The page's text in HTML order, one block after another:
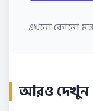
এখনো কোনো
আরও দেখুন